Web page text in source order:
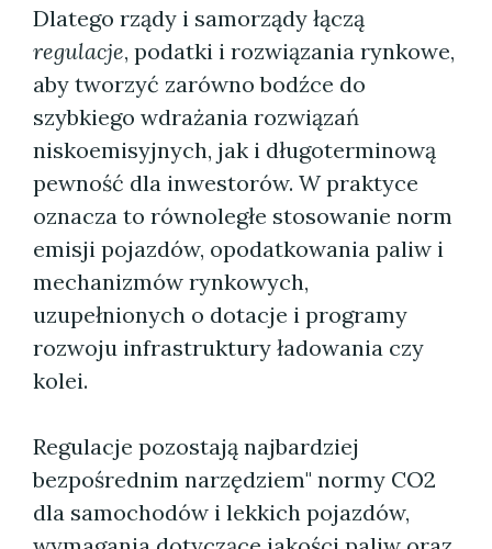
Dlatego rządy i samorządy łączą
regulacje, podatki i rozwiązania rynkowe,
aby tworzyć zarówno bodźce do
szybkiego wdrażania rozwiązań
niskoemisyjnych, jak i długoterminową
pewność dla inwestorów. W praktyce
oznacza to równoległe stosowanie norm
emisji pojazdów, opodatkowania paliw i
mechanizmów rynkowych,
uzupełnionych o dotacje i programy
rozwoju infrastruktury ładowania czy
kolei.
Regulacje pozostają najbardziej
bezpośrednim narzędziem" normy CO2
dla samochodów i lekkich pojazdów,